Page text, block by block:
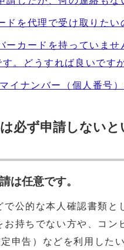
ドを代理で受け取りたい
ーカードを持っていませ
。どうすれば良いです
イナンバー（個人番号
必ず申請しない
は任意です。
公的な本人確認書類と
持ちでない方や、コン
申告）などを利用した